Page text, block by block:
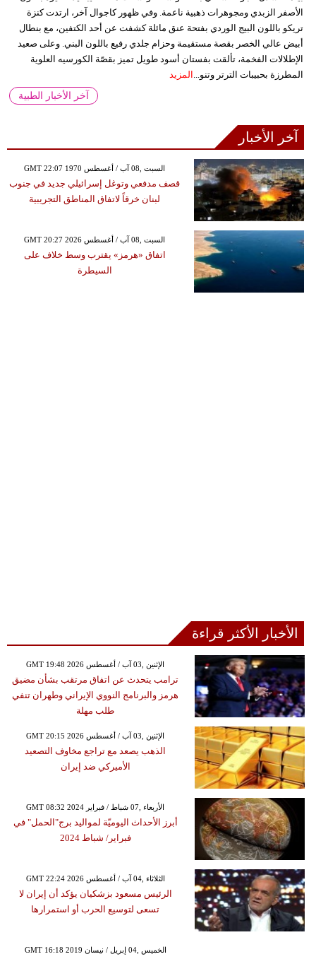
الأصفر الزبدي ومجوهرات ذهبية ناعمة. وفي ظهور كاجوال آخر، ارتدت كنزة
تريكو باللون البيج الوردي بفتحة عنق مائلة كشفت عن أحد الكتفين، مع بنطال
أبيض عالي الخصر بقصة مستقيمة وحزام جلدي رفيع باللون البني. وعلى صعيد
الإطلالات الفخمة، تألقت بفستان أسود طويل تميز بقصّة الكورسيه العلوية
المطرزة بحبيبات الترتر وتنو... المزيد
آخر الأخبار الطبية
آخر الأخبار
GMT 22:07 1970 السبت ,08 آب / أغسطس
قصف مدفعي وتوغل إسرائيلي جديد في جنوب
لبنان خرقاً لاتفاق المناطق التجريبية
GMT 20:27 2026 السبت ,08 آب / أغسطس
اتفاق «هرمز» يقترب وسط خلاف على
السيطرة
الأخبار الأكثر قراءة
GMT 19:48 2026 الإثنين ,03 آب / أغسطس
ترامب يتحدث عن اتفاق مرتقب بشأن مضيق
هرمز والبرنامج النووي الإيراني وطهران تنفي
طلب مهلة
GMT 20:15 2026 الإثنين ,03 آب / أغسطس
الذهب يصعد مع تراجع مخاوف التصعيد
الأميركي ضد إيران
GMT 08:32 2024 الأربعاء ,07 شباط / فبراير
أبرز الأحداث اليوميّة لمواليد برج"الحمل" في
فبراير/ شباط 2024
GMT 22:24 2026 الثلاثاء ,04 آب / أغسطس
الرئيس مسعود بزشكيان يؤكد أن إيران لا
تسعى لتوسيع الحرب أو استمرارها
GMT 16:18 2019 الخميس ,04 إبريل / نيسان